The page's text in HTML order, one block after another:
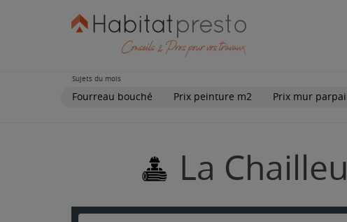
Sujets du mois
Fourreau bouché Prix peinture m2 Prix mur
La